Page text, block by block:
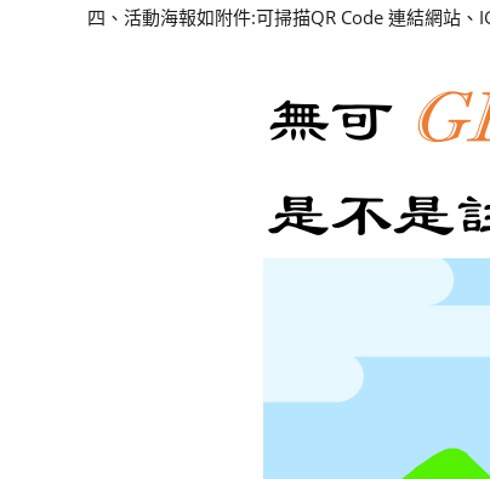
四、活動海報如附件:可掃描QR Code 連結網站、